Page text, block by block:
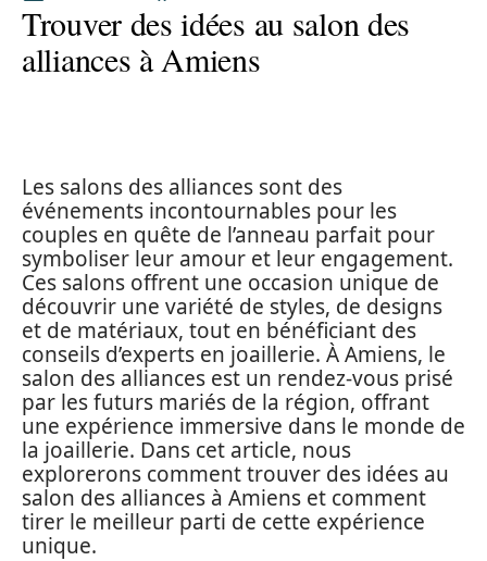
Trouver des idées au salon des
alliances à Amiens
Les salons des alliances sont des
événements incontournables pour les
couples en quête de l’anneau parfait pour
symboliser leur amour et leur engagement.
Ces salons offrent une occasion unique de
découvrir une variété de styles, de designs
et de matériaux, tout en bénéficiant des
conseils d’experts en joaillerie. À Amiens, le
salon des alliances est un rendez-vous prisé
par les futurs mariés de la région, offrant
une expérience immersive dans le monde de
la joaillerie. Dans cet article, nous
explorerons comment trouver des idées au
salon des alliances à Amiens et comment
tirer le meilleur parti de cette expérience
unique.